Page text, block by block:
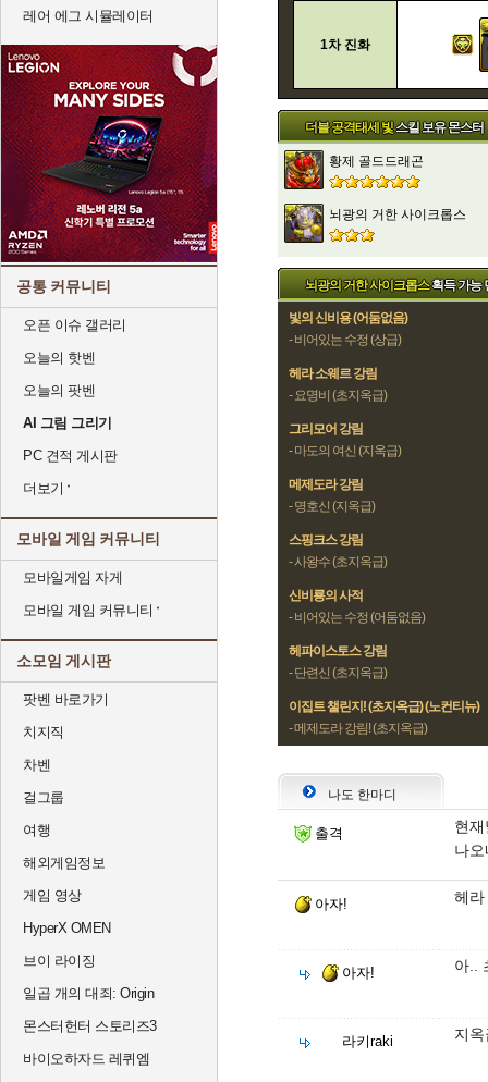
레어 에그 시뮬레이터
공통 커뮤니티
오픈 이슈 갤러리
오늘의 핫벤
오늘의 팟벤
AI 그림 그리기
PC 견적 게시판
더보기
모바일 게임 커뮤니티
모바일게임 자게
모바일 게임 커뮤니티
소모임 게시판
팟벤 바로가기
치지직
차벤
걸그룹
여행
해외게임정보
게임 영상
HyperX OMEN
브이 라이징
일곱 개의 대죄: Origin
몬스터헌터 스토리즈3
바이오하자드 레퀴엠
1차 진화
더블 공격태세 빛스킬 보유 몬스터
황제 골드드래곤
뇌광의 거한 사이크롭스
뇌광의 거한 사이크롭스획득 가능
빛의 신비용 (어둠없음)
- 비어있는 수정 (상급)
헤라 소웨르 강림
- 요명비 (초지옥급)
그리모어 강림
- 마도의 여신 (지옥급)
메제도라 강림
- 명호신 (지옥급)
스핑크스 강림
- 사왕수 (초지옥급)
신비룡의 사적
- 비어있는 수정 (어둠없음)
헤파이스토스 강림
- 단련신 (초지옥급)
이집트 챌린지! (초지옥급) (노컨티뉴)
- 메제도라 강림! (초지옥급)
나도 한마디
출격
현
나
아자! 헤라
아자! 아..
라키raki 지